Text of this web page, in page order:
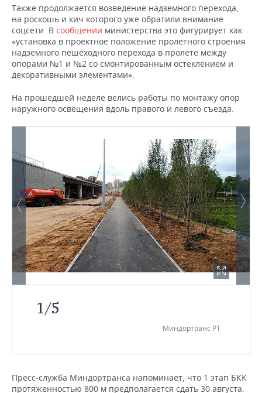
НЕФТЬ
ОПК
ЭНЕРГЕТИКА
ТРАНСПОРТ
УСЛУГИ
IT
МЕДИА
ТЕЛЕКОММУНИКАЦИИ
НОВОСТИ МЕРОПРИЯТИЙ
ВЫЕЗДНАЯ РЕДАКЦИЯ
БИЗНЕС-БРАНЧИ
ONLINE-КОНФЕРЕНЦИИ
СПОРТ
НОВОСТИ СПОРТА
ФУТБОЛ
ХОККЕЙ
ВОЛЕЙБОЛ
КИБЕРСПОРТ
ФИГУРНОЕ КАТАНИЕ
ВОДНЫЕ ВИДЫ СПОРТА
ХОККЕЙ С МЯЧОМ
ОБЩЕСТВО
НОВОСТИ ОБЩЕСТВА
ВЛАСТЬ
ИСТОРИЯ
КУЛЬТУРА
МЕДИЦИНА
ОБРАЗОВАНИЕ
ПРОИСШЕСТВИЯ
ФОТОГАЛЕРЕЯ
СЮЖЕТЫ
СПИСОК ПЕРСОН
СПИСОК КОМПАНИЙ
ПОЛНАЯ ВЕРСИЯ
Также продолжается возведение надземного перехода,
на роскошь и кич которого уже обратили внимание
соцсети. В сообщении министерства это фигурирует как
«установка в проектное положение пролетного строения
надземного пешеходного перехода в пролете между
опорами №1 и №2 со смонтированным остеклением и
декоративными элементами».
На прошедшей неделе велись работы по монтажу опор
наружного освещения вдоль правого и левого съезда.
1/5
Миндортранс РТ
Пресс-служба Миндортранса напоминает, что 1 этап БКК
протяженностью 800 м предполагается сдать 30 августа.